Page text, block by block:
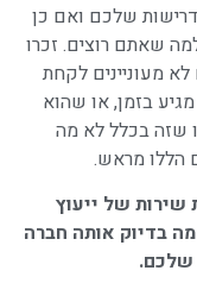
שלכם ואם כן
שאתם רוצים. זכרו
מעוניינים לקחת
בזמן, או שהוא
שזה בכלל לא מה
הללו מראש.
שירות של ייעוץ
בדיוק אותה חברה
שלכם.